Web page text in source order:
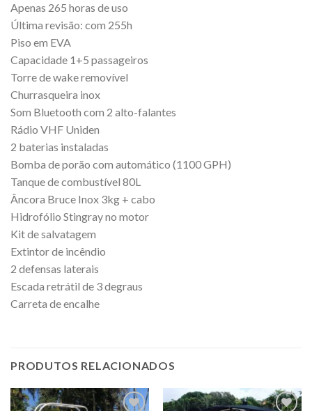
Apenas 265 horas de uso
Última revisão: com 255h
Piso em EVA
Capacidade 1+5 passageiros
Torre de wake removível
Churrasqueira inox
Som Bluetooth com 2 alto-falantes
Rádio VHF Uniden
2 baterias instaladas
Bomba de porão com automático (1100 GPH)
Tanque de combustível 80L
Âncora Bruce Inox 3kg + cabo
Hidrofólio Stingray no motor
Kit de salvatagem
Extintor de incêndio
2 defensas laterais
Escada retrátil de 3 degraus
Carreta de encalhe
PRODUTOS RELACIONADOS